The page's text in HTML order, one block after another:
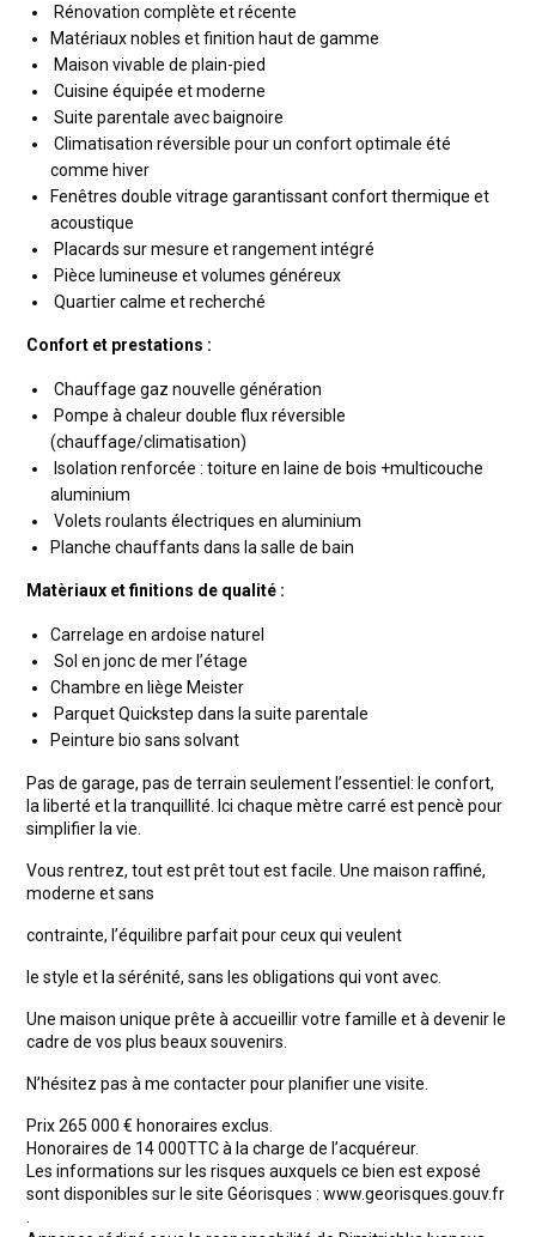
Rénovation complète et récente
Matériaux nobles et finition haut de gamme
Maison vivable de plain-pied
Cuisine équipée et moderne
Suite parentale avec baignoire
Climatisation réversible pour un confort optimale été
comme hiver
Fenêtres double vitrage garantissant confort thermique et
acoustique
Placards sur mesure et rangement intégré
Pièce lumineuse et volumes généreux
Quartier calme et recherché
Confort et prestations :
Chauffage gaz nouvelle génération
Pompe à chaleur double flux réversible
(chauffage/climatisation)
IsoIation renforcée : toiture en laine de bois +multicouche
aluminium
Volets roulants électriques en aluminium
Planche chauffants dans la salle de bain
Matèriaux et finitions de qualité :
Carrelage en ardoise naturel
Sol en jonc de mer l’étage
Chambre en liège Meister
Parquet Quickstep dans la suite parentale
Peinture bio sans solvant
Pas de garage, pas de terrain seulement l’essentiel: le confort,
la liberté et la tranquillité. Ici chaque mètre carré est pencè pour
simplifier la vie.
Vous rentrez, tout est prêt tout est facile. Une maison raffiné,
moderne et sans
contrainte, l’équilibre parfait pour ceux qui veulent
le style et la sérénité, sans les obligations qui vont avec.
Une maison unique prête à accueillir votre famille et à devenir le
cadre de vos plus beaux souvenirs.
N’hésitez pas à me contacter pour planifier une visite.
Prix 265 000 € honoraires exclus.
Honoraires de 14 000TTC à la charge de l’acquéreur.
Les informations sur les risques auxquels ce bien est exposé
sont disponibles sur le site Géorisques : www.georisques.gouv.fr